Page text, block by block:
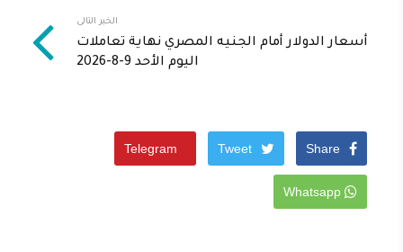
الخبر التالى
أسعار الدولار أمام الجنيه المصري نهاية تعاملات
اليوم الأحد 9-8-2026